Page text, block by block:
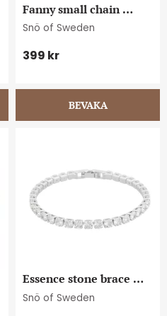
Fanny small chain
brace s/clear
Snö of Sweden
399 kr
Essence stone brace
s/clear
Snö of Sweden